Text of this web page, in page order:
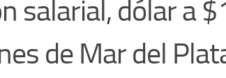
salarial, dólar a
de Mar del